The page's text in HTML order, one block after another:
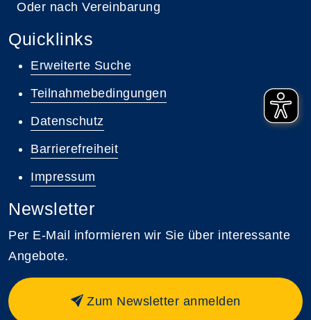
Oder nach Vereinbarung
Quicklinks
Erweiterte Suche
Teilnahmebedingungen
Datenschutz
Barrierefreiheit
Impressum
Newsletter
Per E-Mail informieren wir Sie über interessante
Angebote.
Zum Newsletter anmelden